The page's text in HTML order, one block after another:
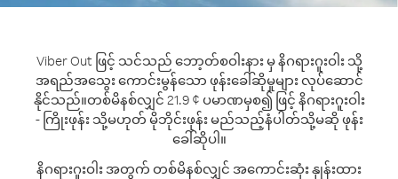
Viber Out ဖြင့် သင်သည် ဘော့တ်စဝါးနား မှ နိဂရားဂူးဝါး သို့
အရည်အသွေး ကောင်းမွန်သော ဖုန်းခေါ်ဆိုမှုများ လုပ်ဆောင်
နိုင်သည်။တစ်မိနစ်လျှင် 21.9 ¢ ပမာဏမှစ၍ ဖြင့် နိဂရားဂူးဝါး
- ကြိုးဖုန်း သို့မဟုတ် မိုဘိုင်းဖုန်း မည်သည့်နံပါတ်သို့မဆို ဖုန်း
ခေါ်ဆိုပါ။
နိဂရားဂူးဝါး အတွက် တစ်မိနစ်လျှင် အကောင်းဆုံး နှုန်းထား